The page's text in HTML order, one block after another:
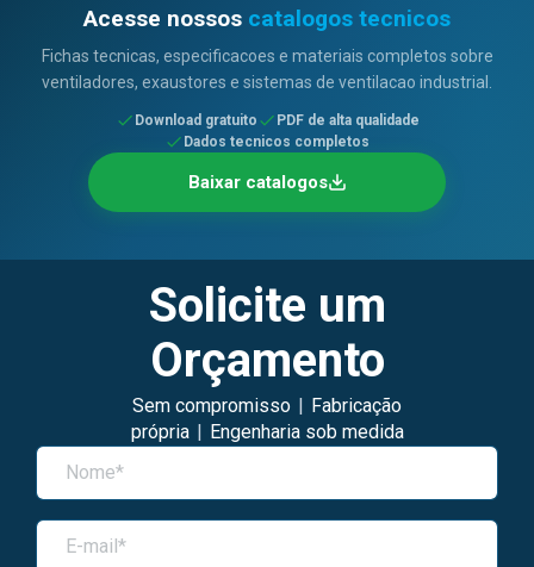
Acesse nossos catalogos tecnicos
Fichas tecnicas, especificacoes e materiais completos sobre
ventiladores, exaustores e sistemas de ventilacao industrial.
Download gratuito
PDF de alta qualidade
Dados tecnicos completos
Baixar catalogos
Solicite um
Orçamento
Sem compromisso
Fabricação
própria
Engenharia sob medida